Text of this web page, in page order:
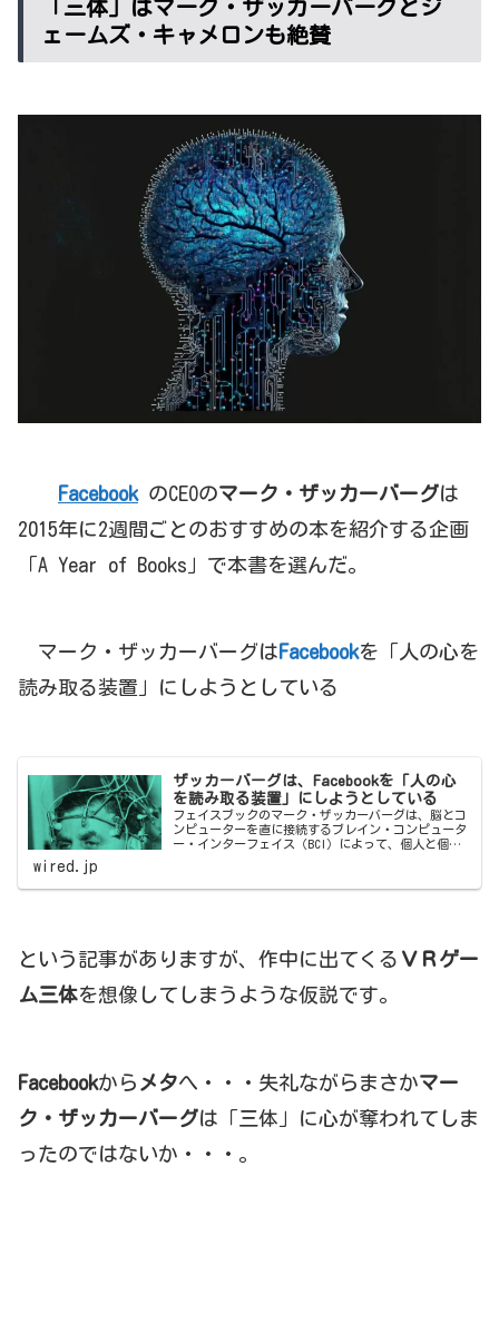
「三体」はマーク・ザッカーバーグとジ
ェームズ・キャメロンも絶賛
Facebook のCEOのマーク・ザッカーバーグは
2015年に2週間ごとのおすすめの本を紹介する企画
「A Year of Books」で本書を選んだ。
マーク・ザッカーバーグは Facebookを「人の心を
読み取る装置」にしようとしている
ザッカーバーグは、Facebookを「人の心
を読み取る装置」にしようとしている
フェイスブックのマーク・ザッカーバーグは、脳とコ
ンピューターを直に接続するブレイン・コンピュータ
ー・インターフェイス（BCI）によって、個人と個人
の...
wired.jp
という記事がありますが、作中に出てくる ＶＲゲー
ム三体を想像してしまうような仮説です。
Facebookから メタへ・・・失礼ながらまさかマー
ク・ザッカーバーグは「三体」に心が奪われてしま
ったのではないか・・・。